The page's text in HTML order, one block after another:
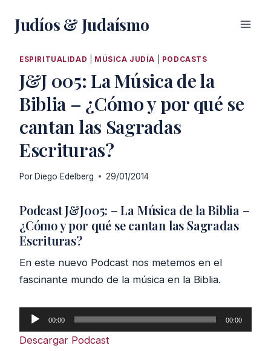
Judíos & Judaísmo
ESPIRITUALIDAD MÚSICA JUDÍA PODCASTS
J&J 005: La Música de la
Biblia – ¿Cómo y por qué se
cantan las Sagradas
Escrituras?
Por Diego Edelberg 29/01/2014
Podcast J&J005: – La Música de la Biblia –
¿Cómo y por qué se cantan las Sagradas
Escrituras?
En este nuevo Podcast nos metemos en el
fascinante mundo de la música en la Biblia.
e
00:00 00:00
Descargar Podcast